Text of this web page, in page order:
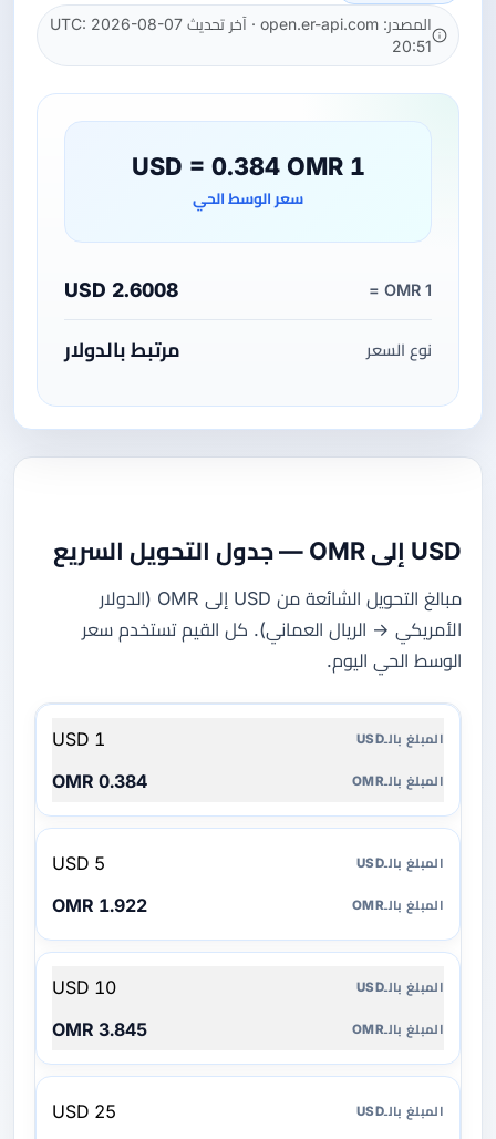
المصدر: open.er-api.com · آخر تحديث UTC: 2026-08-07
20:51
1 USD = 0.384 OMR
سعر الوسط الحي
1 OMR =
2.6008 USD
نوع السعر مرتبط بالدولار
USD إلى OMR — جدول التحويل السريع
مبالغ التحويل الشائعة من USD إلى OMR (الدولار
الأمريكي → الريال العماني). كل القيم تستخدم سعر
الوسط الحي اليوم.
بالـUSD
المبلغ
1 USD
0.384 OMR
5 USD
1.922 OMR
10 USD
3.845 OMR
25 USD